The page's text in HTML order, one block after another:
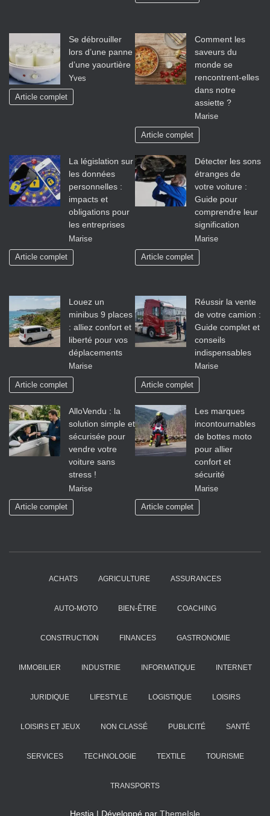
Se débrouiller
lors d’une panne
d’une yaourtière
Yves
Article complet
Comment les
saveurs du
monde se
rencontrent-elles
dans notre
assiette ?
Marise
Article complet
La législation sur
les données
personnelles :
impacts et
obligations pour
les entreprises
Marise
Article complet
Détecter les sons
étranges de
votre voiture :
Guide pour
comprendre leur
signification
Marise
Article complet
Louez un
minibus 9 places
: alliez confort et
liberté pour vos
déplacements
Marise
Article complet
Réussir la vente
de votre camion :
Guide complet et
conseils
indispensables
Marise
Article complet
AlloVendu : la
solution simple et
sécurisée pour
vendre votre
voiture sans
stress !
Marise
Article complet
Les marques
incontournables
de bottes moto
pour allier
confort et
sécurité
Marise
Article complet
ACHATS AGRICULTURE ASSURANCES
AUTO-MOTO BIEN-ÊTRE COACHING
CONSTRUCTION FINANCES GASTRONOMIE
IMMOBILIER INDUSTRIE INFORMATIQUE INTERNET
JURIDIQUE LIFESTYLE LOGISTIQUE LOISIRS
LOISIRS ET JEUX NON CLASSÉ PUBLICITÉ SANTÉ
SERVICES TECHNOLOGIE TEXTILE TOURISME
TRANSPORTS
Hestia | Développé par ThemeIsle